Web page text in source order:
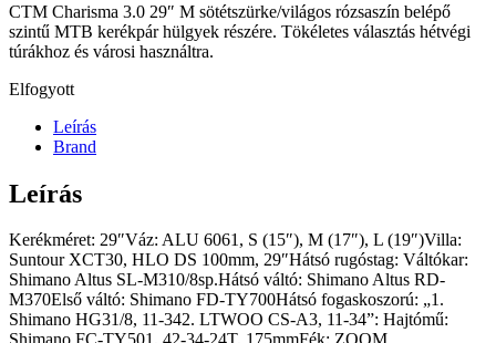
CTM Charisma 3.0 29″ M sötétszürke/világos rózsaszín belépő
szintű MTB kerékpár hülgyek részére. Tökéletes választás hétvégi
túrákhoz és városi használtra.
Elfogyott
Leírás
Brand
Leírás
Kerékméret: 29″Váz: ALU 6061, S (15″), M (17″), L (19″)Villa:
Suntour XCT30, HLO DS 100mm, 29″Hátsó rugóstag: Váltókar:
Shimano Altus SL-M310/8sp.Hátsó váltó: Shimano Altus RD-
M370Első váltó: Shimano FD-TY700Hátsó fogaskoszorú: „1.
Shimano HG31/8, 11-342. LTWOO CS-A3, 11-34”: Hajtómű: